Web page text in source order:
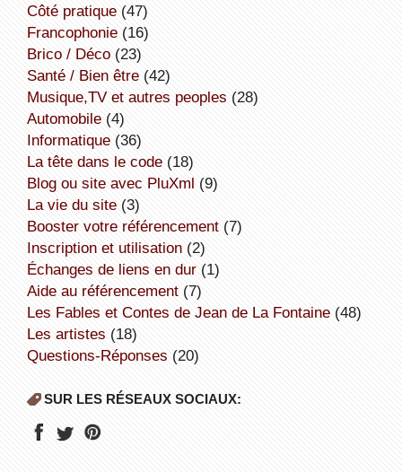
côté pratique(47)
Francophonie(16)
Brico / Déco(23)
Santé / Bien être(42)
Musique,TV et autres peoples (28)
Automobile(4)
informatique(36)
la tête dans le code(18)
Blog ou site avec PluXml (9)
la vie du site(3)
booster votre référencement(7)
inscription et utilisation(2)
échanges de liens en dur(1)
aide au référencement(7)
Les Fables et Contes de Jean de La Fontaine(48)
Les artistes (18)
Questions-Réponses (20)
SUR LES RÉSEAUX SOCIAUX: